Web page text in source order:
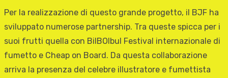
Per la realizzazione di questo grande progetto, il BJF ha
sviluppato numerose partnership. Tra queste spicca per i
suoi frutti quella con BilBOlbul Festival internazionale di
fumetto e Cheap on Board. Da questa collaborazione
arriva la presenza del celebre illustratore e fumettista